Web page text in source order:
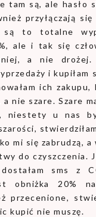
tam są, ale hasło
przyłączają
są to totalne
ale i tak się
a nie drożej.
i kupiłam
ich zakupu,
nie szare. Szare
niestety u nas
mi się zabrudzą, a
do czyszczenia.
sms z
obniżka 20%
przecenione,
kupić nie muszę.